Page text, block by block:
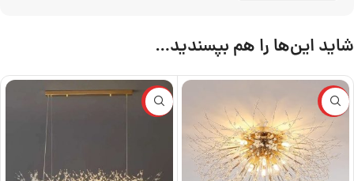
شاید این‌ها را هم بپسندید…
ویژه ویژه